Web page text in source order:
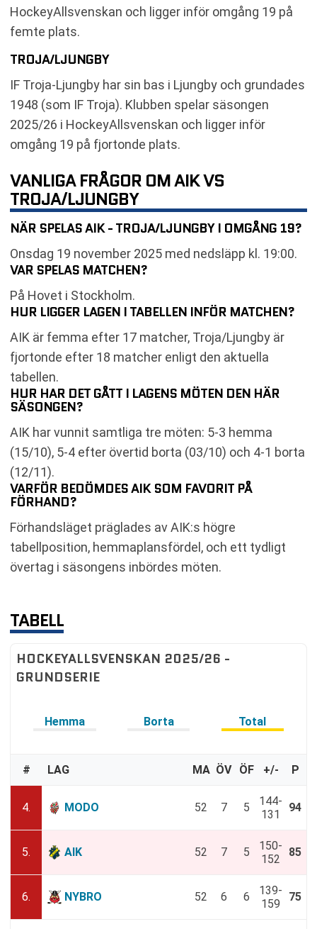
HockeyAllsvenskan och ligger inför omgång 19 på
femte plats.
TROJA/LJUNGBY
IF Troja-Ljungby har sin bas i Ljungby och grundades
1948 (som IF Troja). Klubben spelar säsongen
2025/26 i HockeyAllsvenskan och ligger inför
omgång 19 på fjortonde plats.
VANLIGA FRÅGOR OM AIK VS
TROJA/LJUNGBY
NÄR SPELAS AIK - TROJA/LJUNGBY I OMGÅNG 19?
Onsdag 19 november 2025 med nedsläpp kl. 19:00.
VAR SPELAS MATCHEN?
På Hovet i Stockholm.
HUR LIGGER LAGEN I TABELLEN INFÖR MATCHEN?
AIK är femma efter 17 matcher, Troja/Ljungby är
fjortonde efter 18 matcher enligt den aktuella
tabellen.
HUR HAR DET GÅTT I LAGENS MÖTEN DEN HÄR
SÄSONGEN?
AIK har vunnit samtliga tre möten: 5-3 hemma
(15/10), 5-4 efter övertid borta (03/10) och 4-1 borta
(12/11).
VARFÖR BEDÖMDES AIK SOM FAVORIT PÅ
FÖRHAND?
Förhandsläget präglades av AIK:s högre
tabellposition, hemmaplansfördel, och ett tydligt
övertag i säsongens inbördes möten.
TABELL
HOCKEYALLSVENSKAN 2025/26 -
GRUNDSERIE
Hemma Borta Total
# LAG MA ÖV ÖF +/- P
4. MODO 52 7 5
144-
131
94
5. AIK 52 7 5
150-
152
85
6. NYBRO 52 6 6
139-
159
75